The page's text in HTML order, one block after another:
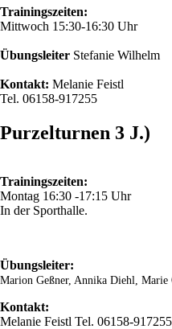
Trainingszeiten:
Mittwoch 15:30-16:30 Uhr
Übungsleiter Stefanie Wilhelm
Kontakt: Melanie Feistl
Tel. 06158-917255
Purzelturnen 3 J.)
Trainingszeiten:
Montag 16:30 -17:15 Uhr
In der Sporthalle.
Übungsleiter:
Marion Geßner, Annika Diehl, Marie
Kontakt:
Melanie Feistl Tel. 06158-917255